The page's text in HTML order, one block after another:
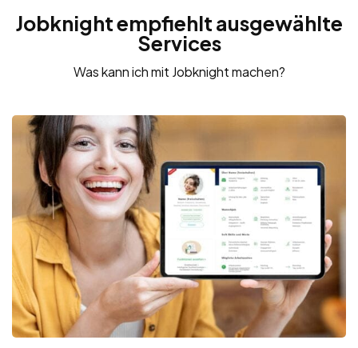
Jobknight empfiehlt ausgewählte
Services
Was kann ich mit Jobknight machen?